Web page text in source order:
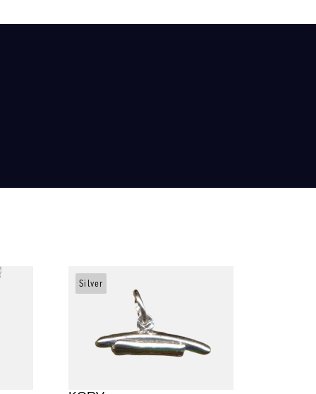
Silver